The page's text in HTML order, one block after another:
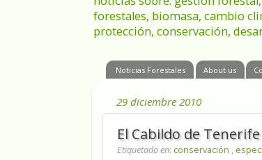
forestales, biomasa, cambio
protección, conservación,
Noticias Forestales About us
29 diciembre 2010
El Cabildo de
Etiquetado en: conservación ,